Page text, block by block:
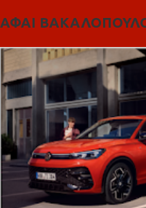
ΑΦΑΙ